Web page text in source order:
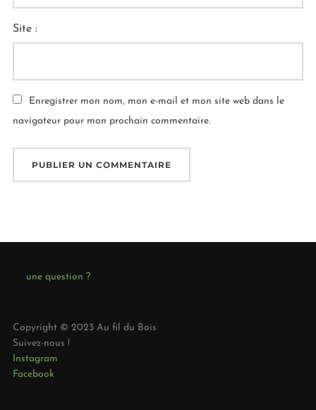
Site :
Enregistrer mon nom, mon e-mail et mon site web dans le
navigateur pour mon prochain commentaire.
une question ?
Copyright © 2023 Au fil du Bois
Suivez-nous !
Instagram
Facebook